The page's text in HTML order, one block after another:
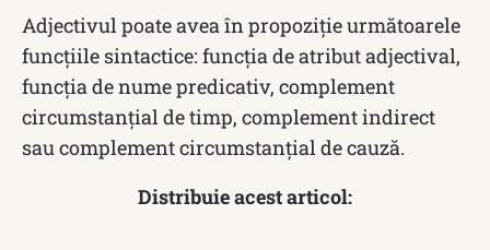
Adjectivul poate avea în propoziție următoarele
funcțiile sintactice: funcția de atribut adjectival,
funcția de nume predicativ, complement
circumstanțial de timp, complement indirect
sau complement circumstanțial de cauză.
Distribuie acest articol: